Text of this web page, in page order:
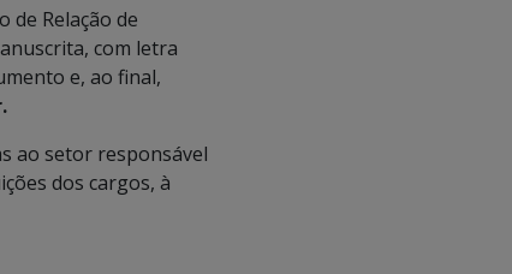
de Relação de
com letra
e, ao final,
ao setor responsável
dos cargos, à